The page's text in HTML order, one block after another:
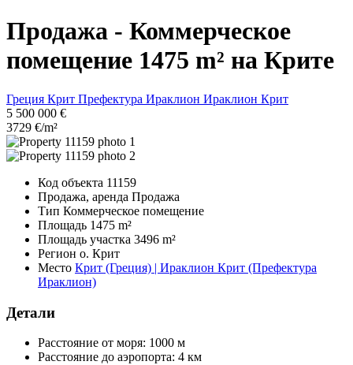
Продажа - Коммерческое
помещение 1475 m² на Крите
Греция Крит Префектура Ираклион Ираклион Крит
5 500 000 €
3729 €/m²
Код объекта 11159
Продажа, аренда Продажа
Тип Коммерческое помещение
Площадь 1475 m²
Площадь участка 3496 m²
Регион о. Крит
Место Крит (Греция) | Ираклион Крит (Префектура
Ираклион)
Детали
Расстояние от моря: 1000 м
Расстояние до аэропорта: 4 км